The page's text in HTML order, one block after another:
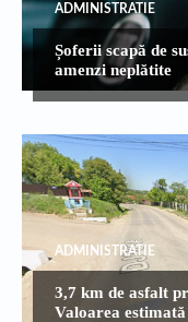
ADMINISTRATIE
Șoferii scapă de
amenzi neplătite
ADMINISTRATIE
3,7 km de asfalt
Valoarea